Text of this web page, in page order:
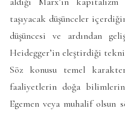
taşıyacak düşünceler
düşüncesi ve ardından
Heidegger’in eleştirdiği
Söz konusu temel
faaliyetlerin doğa
Egemen veya muhalif olsun